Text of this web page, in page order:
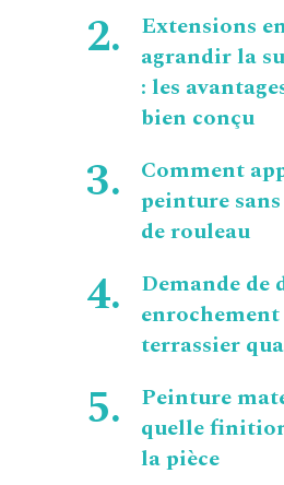
Extensions
agrandir la
: les
bien conçu
Comment
peinture
de rouleau
Demande de
terrassier
Peinture
quelle
la pièce